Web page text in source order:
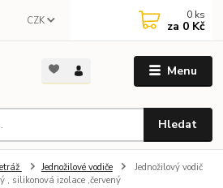
Menu
CZK
Hledat
0 ks
za 0 Kč
Jednožilové vodiče
Jednožilový vodič
, silikonová izolace ,červený